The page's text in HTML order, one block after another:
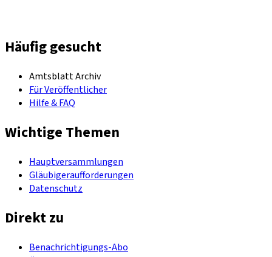
Häufig gesucht
Amtsblatt Archiv
Für Veröffentlicher
Hilfe & FAQ
Wichtige Themen
Hauptversammlungen
Gläubigeraufforderungen
Datenschutz
Direkt zu
Benachrichtigungs-Abo